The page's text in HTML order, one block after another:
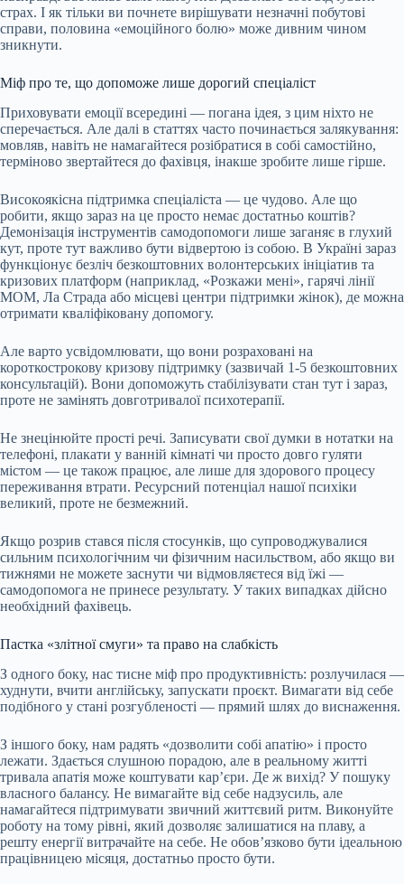
страх. І як тільки ви почнете вирішувати незначні побутові
справи, половина «емоційного болю» може дивним чином
зникнути.
Міф про те, що допоможе лише дорогий спеціаліст
Приховувати емоції всередині — погана ідея, з цим ніхто не
сперечається. Але далі в статтях часто починається залякування:
мовляв, навіть не намагайтеся розібратися в собі самостійно,
терміново звертайтеся до фахівця, інакше зробите лише гірше.
Високоякісна підтримка спеціаліста — це чудово. Але що
робити, якщо зараз на це просто немає достатньо коштів?
Демонізація інструментів самодопомоги лише заганяє в глухий
кут, проте тут важливо бути відвертою із собою. В Україні зараз
функціонує безліч безкоштовних волонтерських ініціатив та
кризових платформ (наприклад, «Розкажи мені», гарячі лінії
МОМ, Ла Страда або місцеві центри підтримки жінок), де можна
отримати кваліфіковану допомогу.
Але варто усвідомлювати, що вони розраховані на
короткострокову кризову підтримку (зазвичай 1-5 безкоштовних
консультацій). Вони допоможуть стабілізувати стан тут і зараз,
проте не замінять довготривалої психотерапії.
Не знецінюйте прості речі. Записувати свої думки в нотатки на
телефоні, плакати у ванній кімнаті чи просто довго гуляти
містом — це також працює, але лише для здорового процесу
переживання втрати. Ресурсний потенціал нашої психіки
великий, проте не безмежний.
Якщо розрив стався після стосунків, що супроводжувалися
сильним психологічним чи фізичним насильством, або якщо ви
тижнями не можете заснути чи відмовляєтеся від їжі —
самодопомога не принесе результату. У таких випадках дійсно
необхідний фахівець.
Пастка «злітної смуги» та право на слабкість
З одного боку, нас тисне міф про продуктивність: розлучилася —
худнути, вчити англійську, запускати проєкт. Вимагати від себе
подібного у стані розгубленості — прямий шлях до виснаження.
З іншого боку, нам радять «дозволити собі апатію» і просто
лежати. Здається слушною порадою, але в реальному житті
тривала апатія може коштувати кар’єри. Де ж вихід? У пошуку
власного балансу. Не вимагайте від себе надзусиль, але
намагайтеся підтримувати звичний життєвий ритм. Виконуйте
роботу на тому рівні, який дозволяє залишатися на плаву, а
решту енергії витрачайте на себе. Не обов’язково бути ідеальною
працівницею місяця, достатньо просто бути.